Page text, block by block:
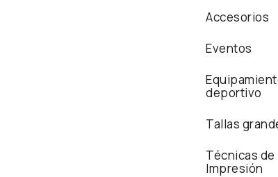
Accesorios
Eventos
deportivo
Tallas
Técnicas de
Impresión